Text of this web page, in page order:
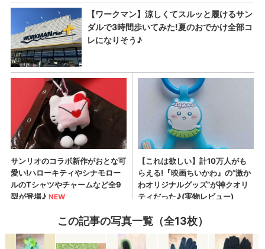
この記事の写真一覧（全13枚）